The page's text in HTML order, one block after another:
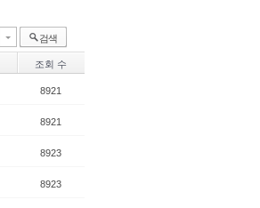
검색
조회 수
8921
8921
8923
8923